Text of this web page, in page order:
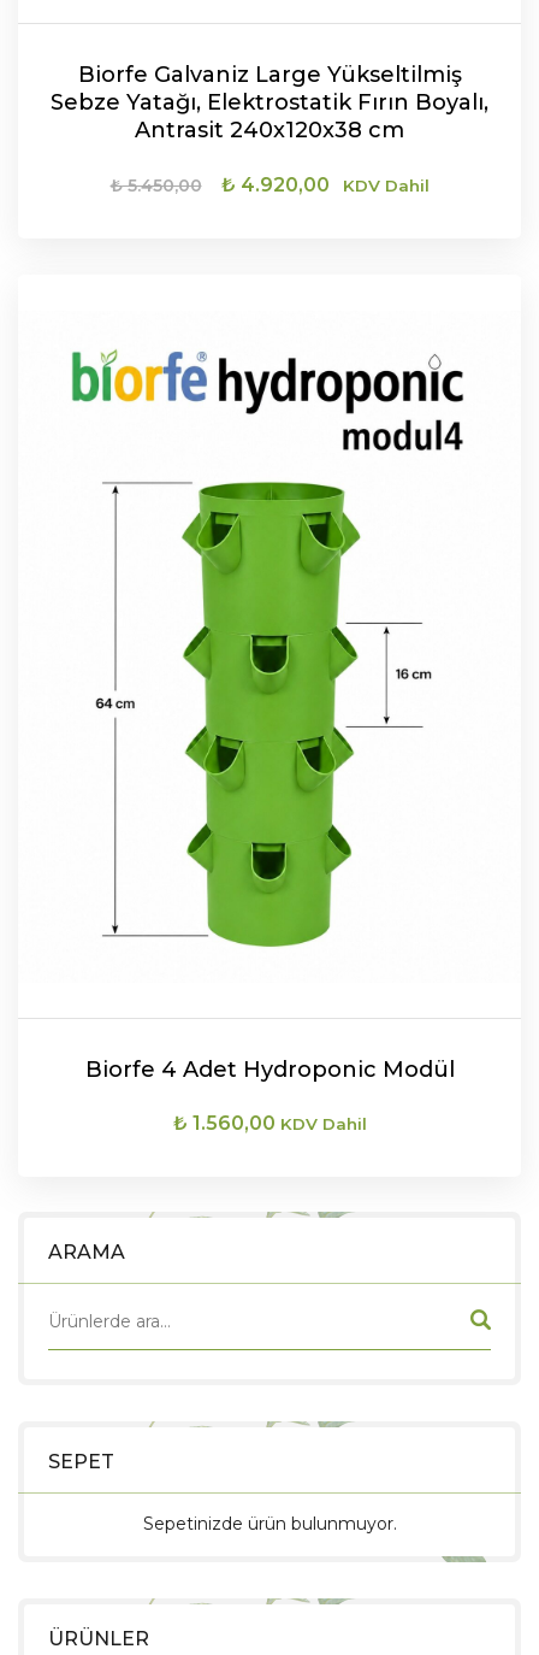
ARAMA
SEPET
Sepetinizde ürün bulunmuyor.
ÜRÜNLER
Biorfe Galvaniz Large Yükseltilmiş
Sebze Yatağı, Elektrostatik Fırın Boyalı,
Antrasit 240x120x38 cm
₺5.450,00
Orijinal
₺ 4.920,00
Şu
KDV Dahil
Biorfe 4 Adet Hydroponic Modül
₺ 1.560,00 KDV Dahil